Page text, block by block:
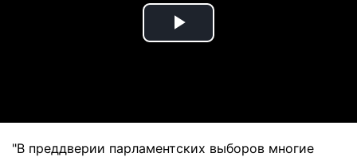
Play
"В преддверии парламентских выборов многие